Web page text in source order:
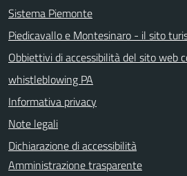
Sistema Piemonte
Piedicavallo e Montesinaro - il sito
Obbiettivi di accessibilità del sito web
whistleblowing PA
Informativa privacy
Note legali
Dichiarazione di accessibilità
Amministrazione trasparente